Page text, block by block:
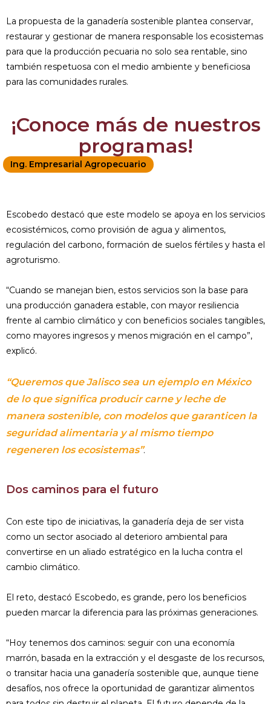
La propuesta de la ganadería sostenible plantea conservar,
restaurar y gestionar de manera responsable los ecosistemas
para que la producción pecuaria no solo sea rentable, sino
también respetuosa con el medio ambiente y beneficiosa
para las comunidades rurales.
¡Conoce más de nuestros
programas!
Ing. Empresarial Agropecuario
Escobedo destacó que este modelo se apoya en los servicios
ecosistémicos, como provisión de agua y alimentos,
regulación del carbono, formación de suelos fértiles y hasta el
agroturismo.
“Cuando se manejan bien, estos servicios son la base para
una producción ganadera estable, con mayor resiliencia
frente al cambio climático y con beneficios sociales tangibles,
como mayores ingresos y menos migración en el campo”,
explicó.
“Queremos que Jalisco sea un ejemplo en México
de lo que significa producir carne y leche de
manera sostenible, con modelos que garanticen la
seguridad alimentaria y al mismo tiempo
regeneren los ecosistemas”.
Dos caminos para el futuro
Con este tipo de iniciativas, la ganadería deja de ser vista
como un sector asociado al deterioro ambiental para
convertirse en un aliado estratégico en la lucha contra el
cambio climático.
El reto, destacó Escobedo, es grande, pero los beneficios
pueden marcar la diferencia para las próximas generaciones.
“Hoy tenemos dos caminos: seguir con una economía
marrón, basada en la extracción y el desgaste de los recursos,
o transitar hacia una ganadería sostenible que, aunque tiene
desafíos, nos ofrece la oportunidad de garantizar alimentos